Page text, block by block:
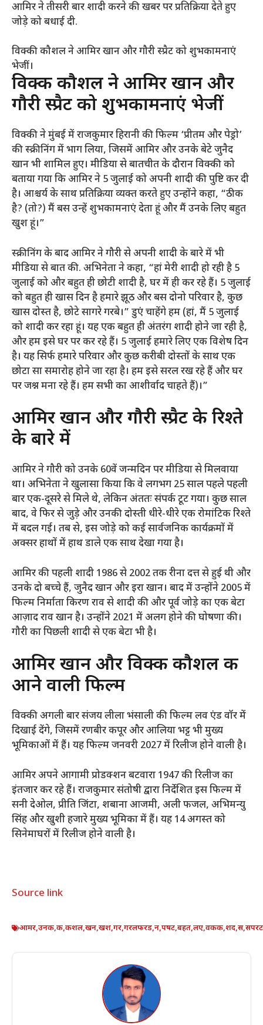
आमिर ने तीसरी बार शादी करने की खबर पर प्रतिक्रिया देते हुए
जोड़े को बधाई दी.
विक्की कौशल ने आमिर खान और गौरी स्प्रैट को शुभकामनाएं
भेजीं।
विक्की कौशल ने आमिर खान और
गौरी स्प्रैट को शुभकामनाएं भेजीं
विक्की ने मुंबई में राजकुमार हिरानी की फिल्म ‘प्रीतम और पेड्रो’
की स्क्रीनिंग में भाग लिया, जिसमें आमिर और उनके बेटे जुनैद
खान भी शामिल हुए। मीडिया से बातचीत के दौरान विक्की को
बताया गया कि आमिर ने 5 जुलाई को अपनी शादी की पुष्टि कर दी
है। आश्चर्य के साथ प्रतिक्रिया व्यक्त करते हुए उन्होंने कहा, “ठीक
है? (तो?) मैं बस उन्हें शुभकामनाएं देता हूं और मैं उनके लिए बहुत
खुश हूं।”
स्क्रीनिंग के बाद आमिर ने गौरी से अपनी शादी के बारे में भी
मीडिया से बात की. अभिनेता ने कहा, “हां मेरी शादी हो रही है 5
जुलाई को और बहुत ही छोटी शादी है, घर में ही कर रहे हैं। 5 जुलाई
को बहुत ही खास दिन है हमारे झूठ और बस दोनो परिवार है, कुछ
खास दोस्त है, छोटे सागरे गरबे।” डुएं चाहेंगे हम (हां, मैं 5 जुलाई
को शादी कर रहा हूं। यह एक बहुत ही अंतरंग शादी होने जा रही है,
और हम इसे घर पर कर रहे हैं। 5 जुलाई हमारे लिए एक विशेष दिन
है। यह सिर्फ हमारे परिवार और कुछ करीबी दोस्तों के साथ एक
छोटा सा समारोह होने जा रहा है। हम इसे सरल रख रहे हैं और घर
पर जश्न मना रहे हैं। हम सभी का आशीर्वाद चाहते हैं)।”
आमिर खान और गौरी स्प्रैट के रिश्ते
के बारे में
आमिर ने गौरी को उनके 60वें जन्मदिन पर मीडिया से मिलवाया
था। अभिनेता ने खुलासा किया कि वे लगभग 25 साल पहले पहली
बार एक-दूसरे से मिले थे, लेकिन अंततः संपर्क टूट गया। कुछ साल
बाद, वे फिर से जुड़े और उनकी दोस्ती धीरे-धीरे एक रोमांटिक रिश्ते
में बदल गई। तब से, इस जोड़े को कई सार्वजनिक कार्यक्रमों में
अक्सर हाथों में हाथ डाले एक साथ देखा गया है।
आमिर की पहली शादी 1986 से 2002 तक रीना दत्त से हुई थी और
उनके दो बच्चे हैं, जुनैद खान और इरा खान। बाद में उन्होंने 2005 में
फिल्म निर्माता किरण राव से शादी की और पूर्व जोड़े का एक बेटा
आज़ाद राव खान है। उन्होंने 2021 में अलग होने की घोषणा की।
गौरी का पिछली शादी से एक बेटा भी है।
आमिर खान और विक्की कौशल की
आने वाली फिल्म
विक्की अगली बार संजय लीला भंसाली की फिल्म लव एंड वॉर में
दिखाई देंगे, जिसमें रणबीर कपूर और आलिया भट्ट भी मुख्य
भूमिकाओं में हैं। यह फिल्म जनवरी 2027 में रिलीज होने वाली है।
आमिर अपने आगामी प्रोडक्शन बटवारा 1947 की रिलीज का
इंतजार कर रहे हैं। राजकुमार संतोषी द्वारा निर्देशित इस फिल्म में
सनी देओल, प्रीति जिंटा, शबाना आजमी, अली फजल, अभिमन्यु
सिंह और खुशी हजारे मुख्य भूमिका में हैं। यह 14 अगस्त को
सिनेमाघरों में रिलीज होने वाली है।
Source link
आमर,उनक,क,कशल,खन,खश,गर,गरलफरड,न,पषट,बहत,लए,वकक,शद,स,सपरट